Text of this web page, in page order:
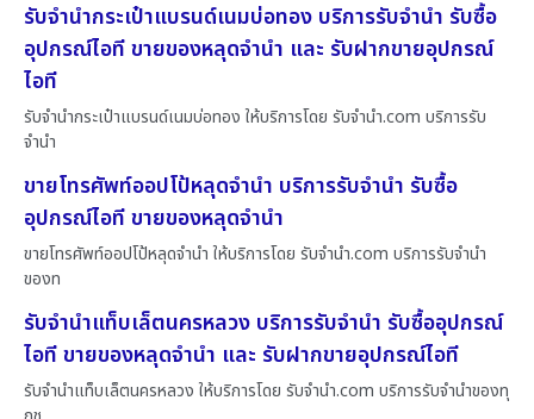
รับจำนำกระเป๋าแบรนด์เนมบ่อทอง บริการรับจำนำ รับซื้อ
อุปกรณ์ไอที ขายของหลุดจำนำ และ รับฝากขายอุปกรณ์
ไอที
รับจำนำกระเป๋าแบรนด์เนมบ่อทอง ให้บริการโดย รับจํานํา.com บริการรับ
จำนำ
ขายโทรศัพท์ออปโป้หลุดจำนำ บริการรับจำนำ รับซื้อ
อุปกรณ์ไอที ขายของหลุดจำนำ
ขายโทรศัพท์ออปโป้หลุดจำนำ ให้บริการโดย รับจํานํา.com บริการรับจำนำ
ของท
รับจำนำแท็บเล็ตนครหลวง บริการรับจำนำ รับซื้ออุปกรณ์
ไอที ขายของหลุดจำนำ และ รับฝากขายอุปกรณ์ไอที
รับจำนำแท็บเล็ตนครหลวง ให้บริการโดย รับจํานํา.com บริการรับจำนำของทุ